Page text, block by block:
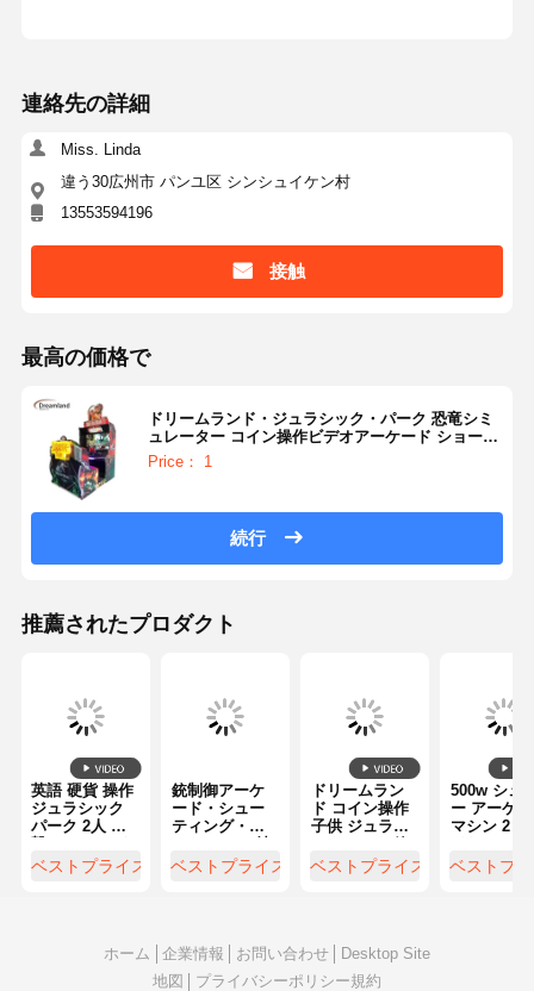
連絡先の詳細
Miss. Linda
違う30広州市 パンユ区 シンシュイケン村
13553594196
接触
最高の価格で
ドリームランド・ジュラシック・パーク 恐竜シミ
ュレーター コイン操作ビデオアーケード ショート
ゲーム 遊園地での挑戦的なショートのためにシー
ムレスな英語言語統合を提供
Price： 1
続行
推薦されたプロダクト
英語 硬貨 操作
ジュラシック
パーク 2人 銃
射撃 ゲーム マ
シン 娯楽セン
ベストプライス
銃制御アーケ
ード・シュー
ティング・ゲ
撃ジャンルの
スリルとイン
レイ体験を配
ベストプライス
ドリームラン
ド コイン操作
子供 ジュラシ
射撃 ゲーム マ
シン ダブルプ
ムセンター
ベストプライス
500w シュ
ー アーケ
マシン 2 プ
ティング
ケード ゲ
ベストプ
ホーム 企業情報 お問い合わせ
Desktop Site
地図
プライバシーポリシー規約